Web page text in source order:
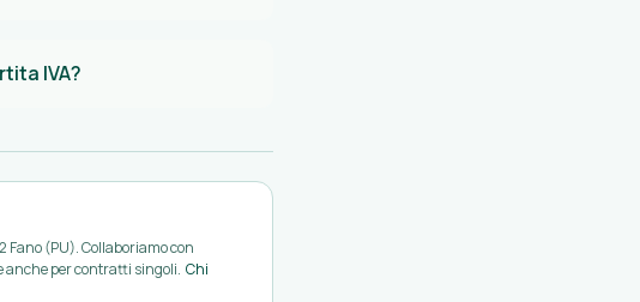
IVA?
Fano (PU). Collaboriamo con
anche per contratti singoli. Chi